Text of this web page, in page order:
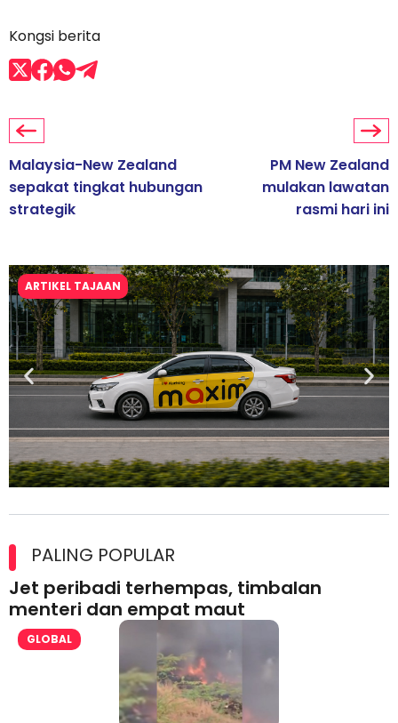
Kongsi berita
Malaysia-New Zealand
sepakat tingkat hubungan
strategik
PM New Zealand
mulakan lawatan
rasmi hari ini
ARTIKEL TAJAAN
lesen separuh pertama 2026
PALING POPULAR
Jet peribadi terhempas, timbalan
menteri dan empat maut
GLOBAL